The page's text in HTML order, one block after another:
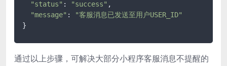
"status" : "success" ,
"message" :
"客服消息已发送至用户USER_ID"
}
通过以上步骤，可解决大部分小程序客服消息不提醒的